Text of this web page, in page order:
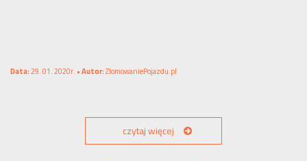
Data:29. 01. 2020r. •Autor:ZlomowaniePojazdu.pl
czytaj więcej